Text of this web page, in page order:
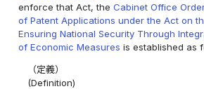
enforce that Act, theCabinet Office
of Patent Applications under the Act on
Ensuring National Security Through
of Economic Measures is established as
（定義）
(Definition)